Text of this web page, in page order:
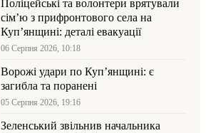
Поліцейські та волонтери врятували
сім’ю з прифронтового села на
Куп’янщині: деталі евакуації
06 Серпня 2026, 10:18
Ворожі удари по Куп’янщині: є
загибла та поранені
05 Серпня 2026, 19:16
Зеленський звільнив начальника